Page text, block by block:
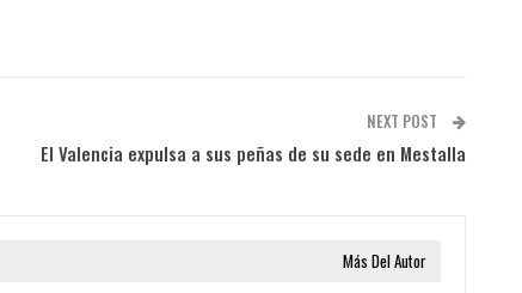
NEXT POST
El Valencia expulsa a sus peñas de su sede en Mestalla
Más Del Autor